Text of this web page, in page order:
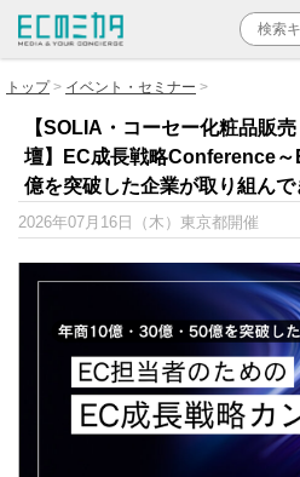
トップ イベント・セミナー
【SOLIA・コーセー化粧品販
壇】EC成長戦略Conference
億を突破した企業が取り組んで
2026年07月16日（木） 東京都開催